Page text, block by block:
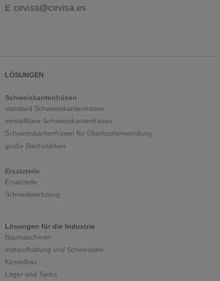
E cevisa@cevisa.es
LÖSUNGEN
Schweiskantenfräsen
standard Schweisskantenfräsen
einstellbare Schweisskantenfräsen
Schweisskantenfräsen für Überkopfanwendung
große Blechstärken
Ersatzteile
Ersatzteile
Schneidwerkzeug
Lösungen für die Industrie
Baumaschinen
Instandhaltung und Schweissen
Kesselbau
Lager und Tanks